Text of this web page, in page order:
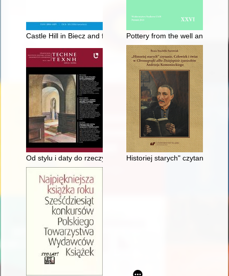
Castle Hill in Biecz and fortified stronghold in Kobylanka : the
Pottery from the well and its
Od stylu i daty do rzeczy i gestu : kierunki i perspektywy
Historiej starych" czytanie :